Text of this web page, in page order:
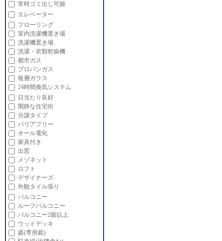
常時ゴミ出し可能
エレベーター
フローリング
室内洗濯機置き場
洗濯機置き場
洗濯・衣類乾燥機
都市ガス
プロパンガス
複層ガラス
24時間換気システム
日当たり良好
閑静な住宅街
分譲タイプ
バリアフリー
オール電化
家具付き
出窓
メゾネット
ロフト
デザイナーズ
外観タイル張り
バルコニー
ルーフバルコニー
バルコニー2面以上
ウッドデッキ
庭(専用庭)